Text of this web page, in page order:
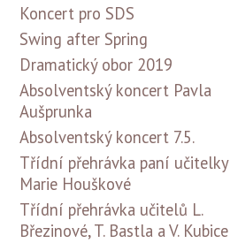
Koncert pro SDS
Swing after Spring
Dramatický obor 2019
Absolventský koncert Pavla
Aušprunka
Absolventský koncert 7.5.
Třídní přehrávka paní učitelky
Marie Houškové
Třídní přehrávka učitelů L.
Březinové, T. Bastla a V. Kubice